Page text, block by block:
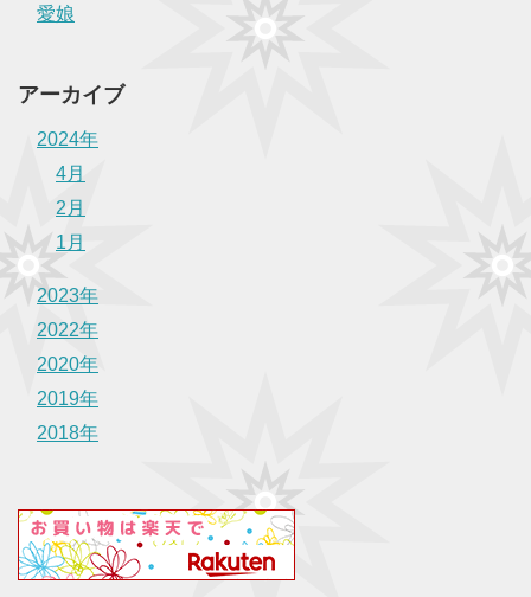
愛娘
アーカイブ
2024年
4月
2月
1月
2023年
2022年
2020年
2019年
2018年